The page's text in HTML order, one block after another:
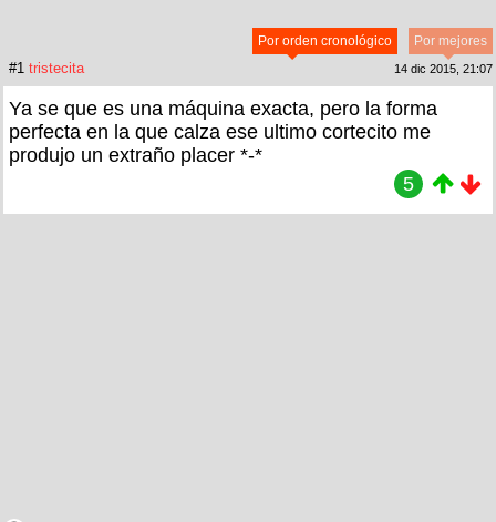
Por mejores
Por orden cronológico
#1 tristecita 14 dic 2015, 21:07
Ya se que es una máquina exacta, pero la forma
perfecta en la que calza ese ultimo cortecito me
produjo un extraño placer *-*
5